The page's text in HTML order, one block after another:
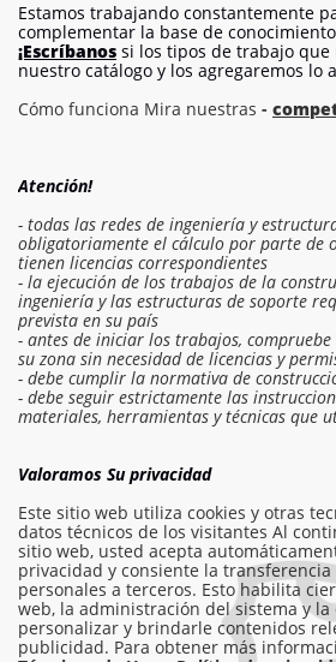
info@am-
Ayuda al
CatalogarSobre el
Contactos
Iniciar sesión en el
Solicitar trabajo
Estamos trabajando constantemente
complementar la base de
¡Escríbanos si los tipos de trabajo que
nuestro catálogo y los agregaremos lo
Cómo funciona Mira nuestras -
Atención!
- todas las redes de ingeniería y
obligatoriamente el cálculo por parte de
tienen licencias correspondientes
- la ejecución de los trabajos de la
ingeniería y las estructuras de soporte
prevista en su país
- antes de iniciar los trabajos,
su zona sin necesidad de licencias y
- debe cumplir la normativa de
- debe seguir estrictamente las
materiales, herramientas y técnicas que
Valoramos Su privacidad
Este sitio web utiliza cookies y otras
datos técnicos de los visitantes Al
sitio web, usted acepta
privacidad y consiente la transferencia
personales a terceros. Esto habilita
web, la administración del sistema y la
personalizar y brindarle contenidos
publicidad. Para obtener más